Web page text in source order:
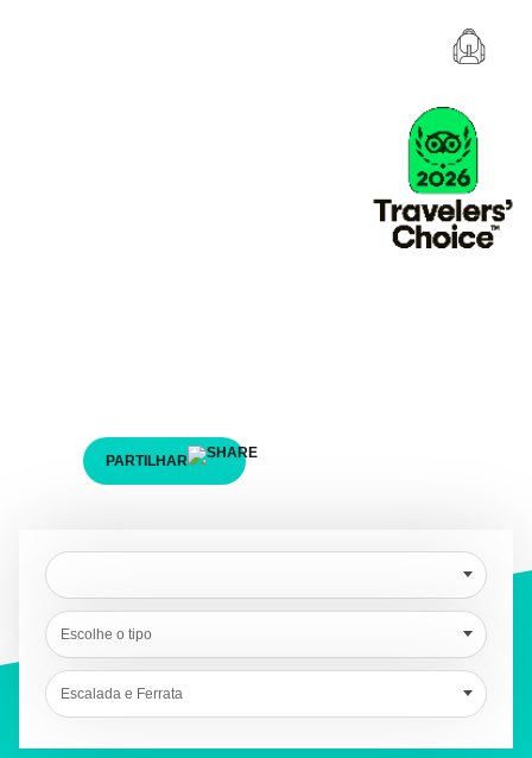
PARTILHAR
Escolhe o tipo
Escalada e Ferrata